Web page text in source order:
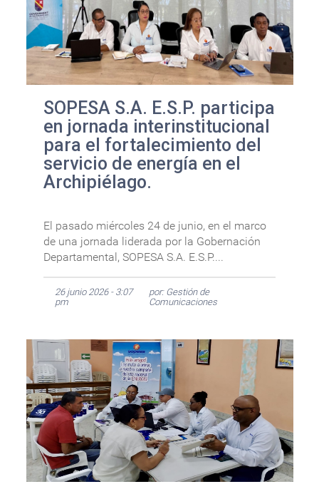
SOPESA S.A. E.S.P. participa
en jornada interinstitucional
para el fortalecimiento del
servicio de energía en el
Archipiélago.
El pasado miércoles 24 de junio, en el marco
de una jornada liderada por la Gobernación
Departamental, SOPESA S.A. E.S.P....
26 junio 2026 - 3:07
pm
por: Gestión de
Comunicaciones